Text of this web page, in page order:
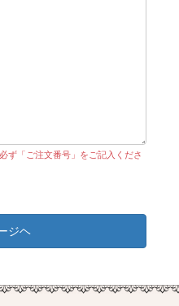
ず「ご注文番号」をご記入くださ
ジヘ